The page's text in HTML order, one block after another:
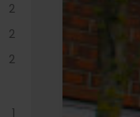
2
2
2
1